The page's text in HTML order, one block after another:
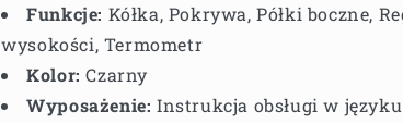
Funkcje: Kółka, Pokrywa, Półki boczne,
wysokości, Termometr
Kolor: Czarny
Wyposażenie: Instrukcja obsługi w